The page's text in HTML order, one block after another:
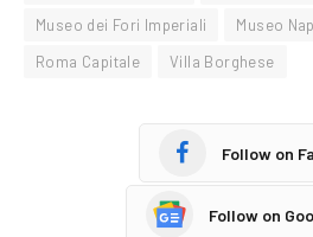
Museo dei Fori Imperiali
Museo
Roma Capitale
Villa Borghese
Follow on
Follow on